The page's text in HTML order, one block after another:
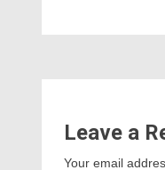
Leave a
Your email